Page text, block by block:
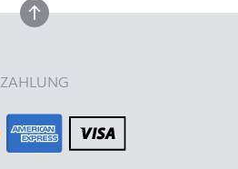
nach oben
ZAHLUNG